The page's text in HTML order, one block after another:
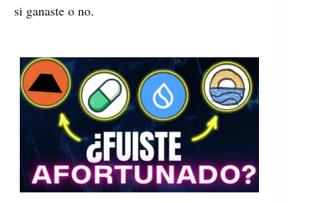
si ganaste o no.